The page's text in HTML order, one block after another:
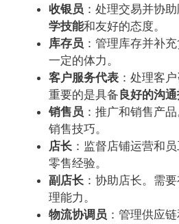
收银员 ：处理交易并协
学技能和友好的态度。
库存员 ：管理库存并补
一定的体力。
客户服务代表 ：处理客
重要的是具备良好的沟
销售员 ：推广和销售产
销售技巧。
店长 ：监督店铺运营和
零售经验。
副店长 ：协助店长。需
理能力。
物流协调员 ：管理供应